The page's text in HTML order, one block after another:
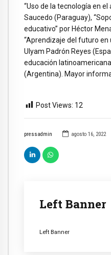
pressadmin agosto 16, 2022
Left Banner
Left Banner
“Uso de la tecnología en
Saucedo (Paraguay),
educativo” por Héctor
“Aprendizaje del futuro en
Ulyam Padrón Reyes
educación
(Argentina). Mayor
Post Views: 12